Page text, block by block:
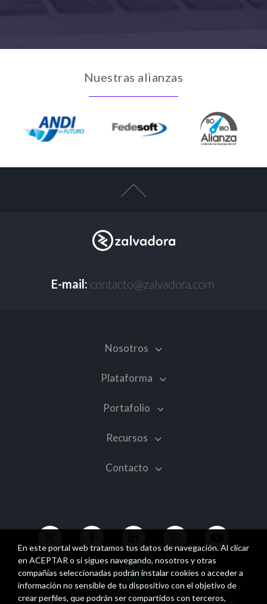
En este portal web tratamos tus datos de navegación. Al clicar
en ACEPTAR o si sigues navegando, nosotros y otras
compañías seleccionadas podrán instalar cookies o acceder a
información no sensible de tu dispositivo con el objetivo de
crear perfiles, que podrán ser compartidos con terceros,
Nuestras alianzas
E-mail: contacto@zalvadora.com
Nosotros
Plataforma
Portafolio
Recursos
Contacto